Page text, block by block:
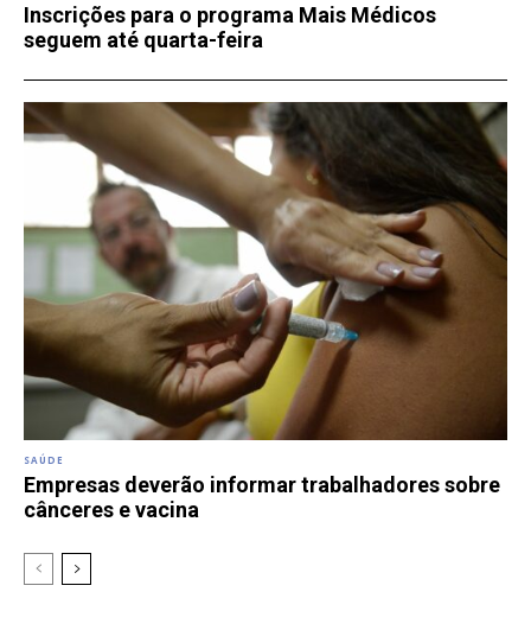
Inscrições para o programa Mais Médicos
seguem até quarta-feira
SAÚDE
Empresas deverão informar trabalhadores sobre
cânceres e vacina